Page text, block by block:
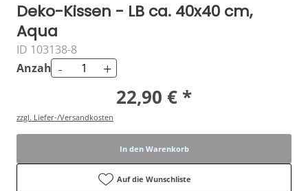
Deko-Kissen - LB ca. 40x40 cm,
Aqua
ID 103138-8
Anzahl - +
22,90 € *
zzgl. Liefer-/Versandkosten
In den Warenkorb
Auf die Wunschliste